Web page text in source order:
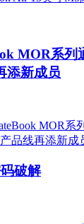
MOR系列
添新成员
破解